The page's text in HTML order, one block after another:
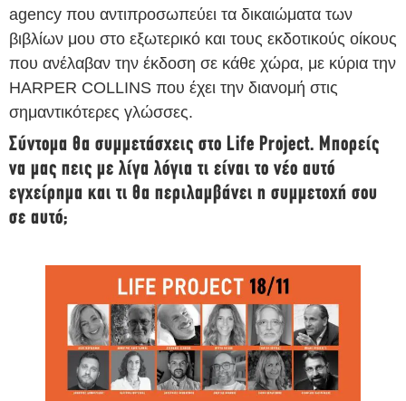
agency που αντιπροσωπεύει τα δικαιώματα των
βιβλίων μου στο εξωτερικό και τους εκδοτικούς οίκους
που ανέλαβαν την έκδοση σε κάθε χώρα, με κύρια την
HARPER COLLINS που έχει την διανομή στις
σημαντικότερες γλώσσες.
Σύντομα θα συμμετάσχεις στο Life Project. Μπορείς
να μας πεις με λίγα λόγια τι είναι το νέο αυτό
εγχείρημα και τι θα περιλαμβάνει η συμμετοχή σου
σε αυτό;